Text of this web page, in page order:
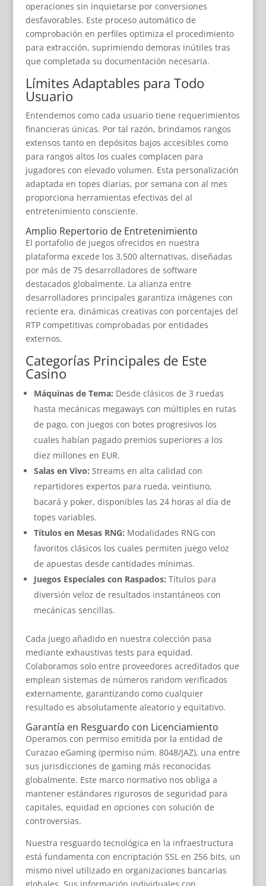
operaciones sin inquietarse por conversiones
desfavorables. Este proceso automático de
comprobación en perfiles optimiza el procedimiento
para extracción, suprimiendo demoras inútiles tras
que completada su documentación necesaria.
Límites Adaptables para Todo
Usuario
Entendemos como cada usuario tiene requerimientos
financieras únicas. Por tal razón, brindamos rangos
extensos tanto en depósitos bajos accesibles como
para rangos altos los cuales complacen para
jugadores con elevado volumen. Esta personalización
adaptada en topes diarias, por semana con al mes
proporciona herramientas efectivas del al
entretenimiento consciente.
Amplio Repertorio de Entretenimiento
El portafolio de juegos ofrecidos en nuestra
plataforma excede los 3,500 alternativas, diseñadas
por más de 75 desarrolladores de software
destacados globalmente. La alianza entre
desarrolladores principales garantiza imágenes con
reciente era, dinámicas creativas con porcentajes del
RTP competitivas comprobadas por entidades
externos.
Categorías Principales de Este
Casino
Máquinas de Tema: Desde clásicos de 3 ruedas
hasta mecánicas megaways con múltiples en rutas
de pago, con juegos con botes progresivos los
cuales habían pagado premios superiores a los
diez millones en EUR.
Salas en Vivo: Streams en alta calidad con
repartidores expertos para rueda, veintiuno,
bacará y poker, disponibles las 24 horas al día de
topes variables.
Títulos en Mesas RNG: Modalidades RNG con
favoritos clásicos los cuales permiten juego veloz
de apuestas desde cantidades mínimas.
Juegos Especiales con Raspados: Títulos para
diversión veloz de resultados instantáneos con
mecánicas sencillas.
Cada juego añadido en nuestra colección pasa
mediante exhaustivas tests para equidad.
Colaboramos solo entre proveedores acreditados que
emplean sistemas de números random verificados
externamente, garantizando como cualquier
resultado es absolutamente aleatorio y equitativo.
Garantía en Resguardo con Licenciamiento
Operamos con permiso emitida por la entidad de
Curazao eGaming (permiso núm. 8048/JAZ), una entre
sus jurisdicciones de gaming más reconocidas
globalmente. Este marco normativo nos obliga a
mantener estándares rigurosos de seguridad para
capitales, equidad en opciones con solución de
controversias.
Nuestra resguardo tecnológica en la infraestructura
está fundamenta con encriptación SSL en 256 bits, un
mismo nivel utilizado en organizaciones bancarias